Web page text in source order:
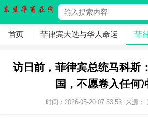
首页 菲律宾大选与华人命运 菲
访日前，菲律宾总统马科斯
国，不愿卷入任何
时间：2026-05-20 07:53:53 来源：